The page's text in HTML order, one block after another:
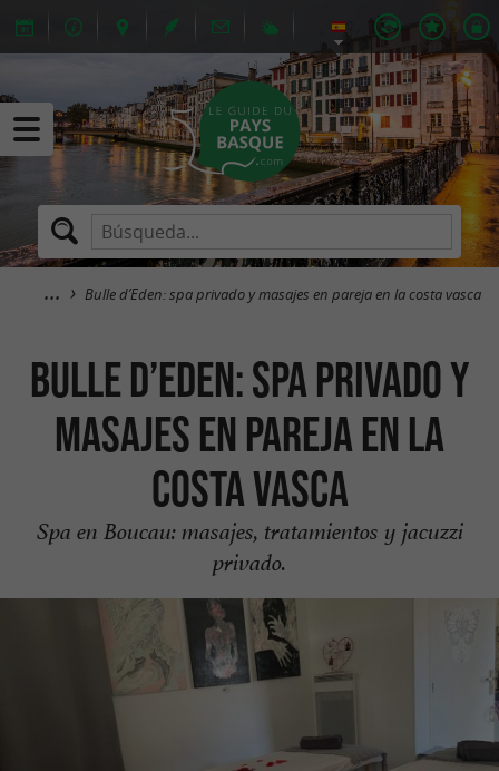
Bulle d’Eden: spa privado y masajes en pareja en la costa vasca
Bulle d’Eden: spa privado y
masajes en pareja en la
costa vasca
Spa en Boucau: masajes, tratamientos y jacuzzi
privado.